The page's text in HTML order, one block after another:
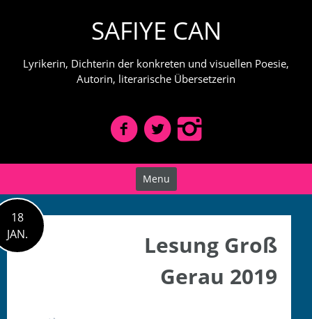
SAFIYE CAN
Lyrikerin, Dichterin der konkreten und visuellen Poesie,
Autorin, literarische Übersetzerin
Menu
18
JAN.
Lesung Groß
Gerau 2019